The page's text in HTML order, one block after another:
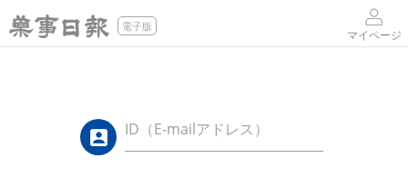
電子版
マイページ
ID（E-mailアドレス）